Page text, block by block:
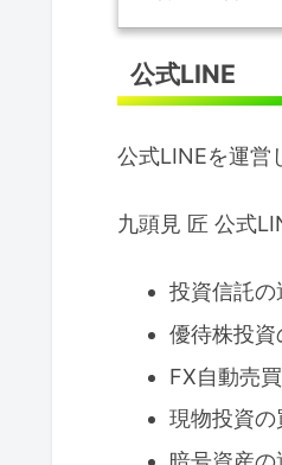
公式LINE
公式LINEを運営
九頭見 匠 公式
投資信託の
優待株投
FX自動売
現物投資の